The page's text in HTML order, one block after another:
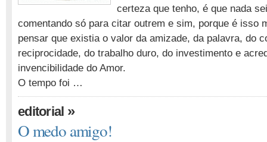
certeza que tenho, é que nada
comentando só para citar outrem e sim, porque é isso
pensar que existia o valor da amizade, da palavra, do
reciprocidade, do trabalho duro, do investimento e
invencibilidade do Amor.
O tempo foi …
editorial »
O medo amigo!